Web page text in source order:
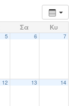
Σα Κυ
5 6 7
12 13 14